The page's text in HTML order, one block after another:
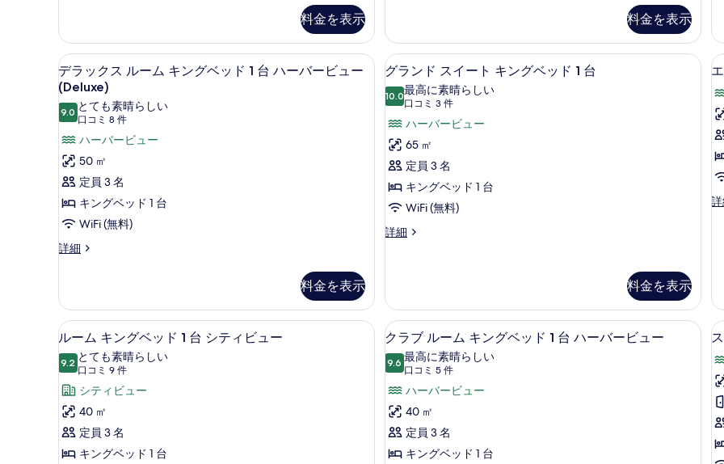
示
す
る
表
示
す
る
の
す
べ
て
の
写
真
を
表
示
す
ン
グ
ベ
ッ
ド
1
台
の
詳
細
料金を表示
台
ハ
ー
バ
ー
ビ
ュ
ー
の
す
写
真
を
表
示
す
る
ン
グ
ル
ッ
2
台
ハ
ー
バ
ビ
ュ
ー
料金を表示
ン
グ
ル
ッ
ド
台
の
詳
細
デ
ラ
ッ
ク
ス
ル
ー
ム
キ
ン
ッ
ド
1
台
ハ
ー
バ
ー
デラックス ルーム キングベッド 1 台 ハーバービュー (Deluxe) | 高級寝具、ミニバー、セーフティボックス (
11
デラックス ルーム キングベッド 1 台 ハーバービュー
(Deluxe)
9.010 点中 9.0
とても素晴らしい
口コミ 8 件
(口
コ
ミ
8
件)
ハーバービュー
50 ㎡
定員 3 名
キングベッド 1 台
WiFi (無料)
詳細
デ
ス
ル
ー
キ
グ
ベ
ッ
ド
料金を表示
グ
ラ
ン
ド
ス
イ
ー
ト
キ
ッ
ド
1
台
の
す
べ
て
グランド スイート キングベッド 1
12
グランド スイート キングベッド 1 台
10.010 点中 10.0
最高に素晴らしい
口コミ 3 件
(口
コ
ミ
3
件)
ハーバービュー
65 ㎡
定員 3 名
キングベッド 1 台
WiFi (無料)
詳細
グ
イ
ー
ト
キ
ン
グ
ベ
ッ
ド
台
料金を表示
エ
ス
ー
ト
の
詳
細
ル
ー
ム
キ
ン
グ
ベ
ルーム キングベッド 1 台 シティビュー | 高級寝具、ミニバー、セーフティボックス (室内)、デスク
6
ルーム キングベッド 1 台 シティビュー
9.210 点中 9.2
とても素晴らしい
口コミ 9 件
(口
コ
ミ
9
件)
シティビュー
40 ㎡
定員 3 名
キングベッド 1 台
ク
ラ
ブ
ル
ー
ム
キ
高級寝具、ミニバー、セーフティボ
11
クラブ ルーム キングベッド 1 台 ハーバービュー
9.610 点中 9.6
最高に素晴らしい
口コミ 5 件
(口
コ
ミ
5
件)
ハーバービュー
40 ㎡
定員 3 名
キングベッド 1 台